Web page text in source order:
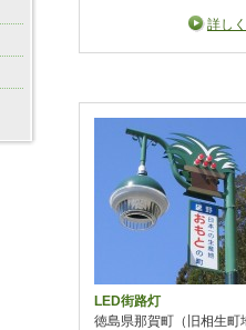
詳し
LED街路灯
徳島県那賀町（旧相生町